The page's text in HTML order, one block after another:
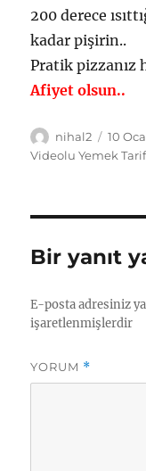
200 derece
kadar pişirin..
Pratik pizzanız
Afiyet olsun..
Yazar
nihal2
Yayın
tarihi
10
Videolu Yemek
Bir yanıt
E-posta adresiniz
işaretlenmişlerdir
YORUM *